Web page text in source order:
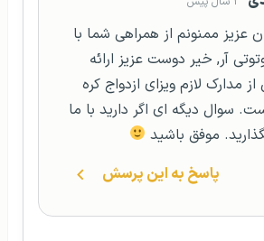
عزیز ممنونم از همراهی شما با
آر, خیر دوست عزیز ارائه
مدارک لازم ویزای ازدواج کره
سوال دیگه ای اگر دارید با ما
موفق باشید
پاسخ به این پرسش